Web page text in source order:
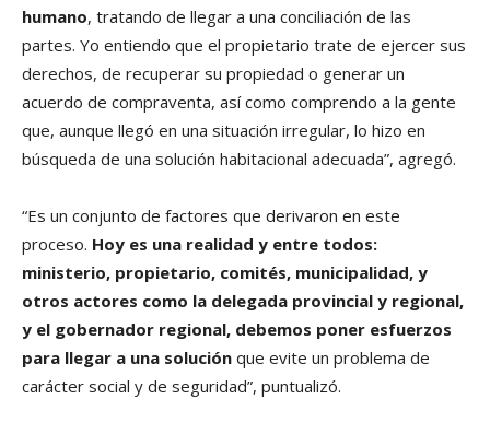
humano, tratando de llegar a una conciliación de las
partes. Yo entiendo que el propietario trate de ejercer sus
derechos, de recuperar su propiedad o generar un
acuerdo de compraventa, así como comprendo a la gente
que, aunque llegó en una situación irregular, lo hizo en
búsqueda de una solución habitacional adecuada”, agregó.
“Es un conjunto de factores que derivaron en este
proceso. Hoy es una realidad y entre todos:
ministerio, propietario, comités, municipalidad, y
otros actores como la delegada provincial y regional,
y el gobernador regional, debemos poner esfuerzos
para llegar a una solución que evite un problema de
carácter social y de seguridad”, puntualizó.